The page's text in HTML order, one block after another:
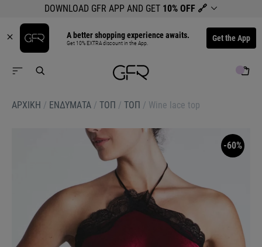
DOWNLOAD GFR APP AND GET 10% OFF 🔗
A better shopping experience awaits.
Get 10% EXTRA discount in the App. Get the App
ΑΡΧΙΚΉ / ΕΝΔΥΜΑΤΑ / ΤΟΠ / ΤΟΠ / Wine lace top
-60%